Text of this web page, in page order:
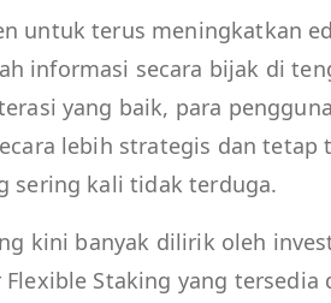
untuk terus meningkatkan
informasi secara bijak di
yang baik, para
lebih strategis dan tetap
sering kali tidak terduga.
kini banyak dilirik oleh
Staking yang tersedia